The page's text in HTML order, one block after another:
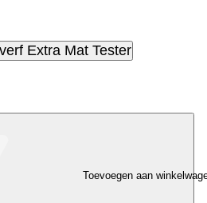
Extra Mat Tester
Toevoegen aan